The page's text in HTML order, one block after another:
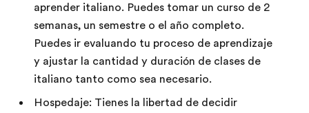
aprender italiano. Puedes tomar un curso de 2
semanas, un semestre o el año completo.
Puedes ir evaluando tu proceso de aprendizaje
y ajustar la cantidad y duración de clases de
italiano tanto como sea necesario.
Hospedaje: Tienes la libertad de decidir